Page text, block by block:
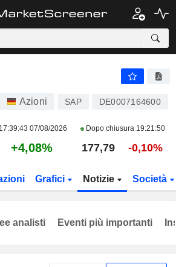
Azioni SAP DE0007164600
17:39:43 07/08/2026 Dopo chiusura 19:21:50
+4,08% 177,79 -0,10%
Grafici Notizie Società
analisti Eventi più importanti